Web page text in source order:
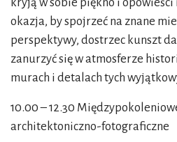
okazja, by spojrzeć na znane
perspektywy, dostrzec kunszt
zanurzyć się w atmosferze
murach i detalach tych
10.00 – 12.30
architektoniczno-fotograficzne